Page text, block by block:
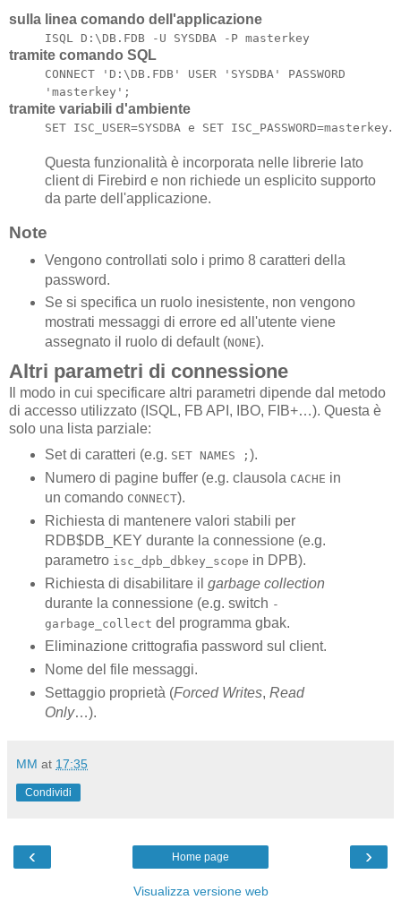
sulla linea comando dell'applicazione
ISQL D:\DB.FDB -U SYSDBA -P masterkey
tramite comando SQL
CONNECT 'D:\DB.FDB' USER 'SYSDBA' PASSWORD
'masterkey';
tramite variabili d'ambiente
SET ISC_USER=SYSDBA e SET ISC_PASSWORD=masterkey.
Questa funzionalità è incorporata nelle librerie lato
client di Firebird e non richiede un esplicito supporto
da parte dell'applicazione.
Note
Vengono controllati solo i primo 8 caratteri della
password.
Se si specifica un ruolo inesistente, non vengono
mostrati messaggi di errore ed all'utente viene
assegnato il ruolo di default (NONE).
Altri parametri di connessione
Il modo in cui specificare altri parametri dipende dal metodo
di accesso utilizzato (ISQL, FB API, IBO, FIB+…). Questa è
solo una lista parziale:
Set di caratteri (e.g. SET NAMES ; ).
Numero di pagine buffer (e.g. clausola CACHE in
un comando CONNECT).
Richiesta di mantenere valori stabili per
RDB$DB_KEY durante la connessione (e.g.
parametro isc_dpb_dbkey_scope in DPB).
Richiesta di disabilitare il garbage collection
durante la connessione (e.g. switch -
garbage_collect del programma gbak.
Eliminazione crittografia password sul client.
Nome del file messaggi.
Settaggio proprietà (Forced Writes, Read
Only…).
MM at 17:35
Condividi
‹ ›
Home page
Visualizza versione web